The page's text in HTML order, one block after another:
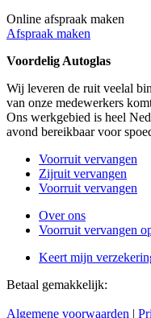
Online afspraak maken
Afspraak maken
Voordelig Autoglas
Wij leveren de ruit veelal
van onze medewerkers
Ons werkgebied is heel
avond bereikbaar voor
Voorruit vervangen
Zijruit vervangen
Voorruit vervangen
Over ons
Voorruit vervangen
Keert mijn
Betaal gemakkelijk:
Algemene voorwaarden |